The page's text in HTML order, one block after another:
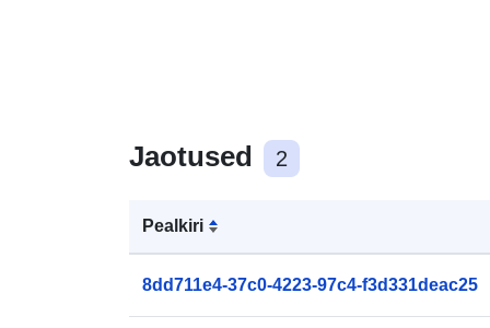
Jaotused 2
Pealkiri
8dd711e4-37c0-4223-97c4-f3d331deac25